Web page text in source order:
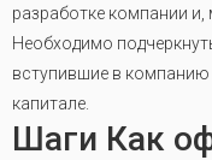
разработке компании
Необходимо
вступившие в
капитале.
Шаги Как